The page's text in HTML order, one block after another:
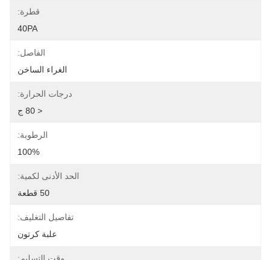
قطرة:
40PA
الفاصل:
الغراء الساخن
درجات الحرارة:
< 80 ج
الرطوبة:
100%
الحد الأدنى لكمية:
50 قطعة
تفاصيل التغليف:
علبة كرتون